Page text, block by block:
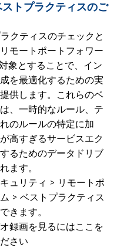
トプラクティスのご
クティスのチェックと
モートポートフォワー
象とすることで、イン
を最適化するための実
供します。これらのベ
、一時的なルール、テ
のルールの特定に加
高すぎるサービスエク
るためのデータドリブ
ます。
ュリティ > リモートポ
> ベストプラクティス
きます。
録画を見るにはここを
さい